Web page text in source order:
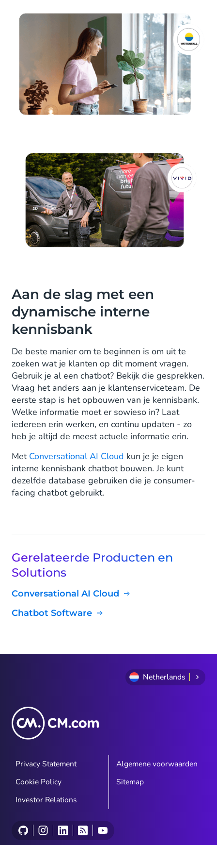
Aan de slag met een
dynamische interne
kennisbank
De beste manier om te beginnen is om uit te
zoeken wat je klanten op dit moment vragen.
Gebruik je al een chatbot? Bekijk die gesprekken.
Vraag het anders aan je klantenserviceteam. De
eerste stap is het opbouwen van je kennisbank.
Welke informatie moet er sowieso in? Laat
iedereen erin werken, en continu updaten - zo
heb je altijd de meest actuele informatie erin.
Met Conversational AI Cloud kun je je eigen
interne kennisbank chatbot bouwen. Je kunt
dezelfde database gebruiken die je consumer-
facing chatbot gebruikt.
Gerelateerde Producten en
Solutions
Conversational AI Cloud
Chatbot Software
Netherlands
Privacy Statement
Algemene voorwaarden
Cookie Policy
Sitemap
Investor Relations